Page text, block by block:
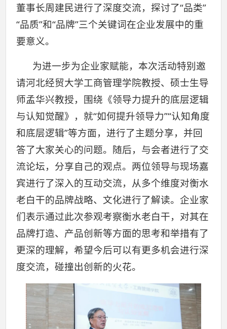
董事长周建民进行了深度交流，探讨了“品类”
“品质”和“品牌”三个关键词在企业发展中的重
要意义。
为进一步为企业家赋能，本次活动特别邀
请河北经贸大学工商管理学院教授、硕士生导
师孟华兴教授，围绕《领导力提升的底层逻辑
与认知觉醒》，就“如何提升领导力”“认知角度
和底层逻辑”等方面，进行了主题分享，并回
答了大家关心的问题。随后，与会者进行了交
流论坛，分享自己的观点。两位领导与现场嘉
宾进行了深入的互动交流，从多个维度对衡水
老白干的品牌战略、文化进行了解读。企业家
们表示通过此次参观考察衡水老白干，对其在
品牌打造、产品创新等方面的思考和举措有了
更深的理解，希望今后可以有更多机会进行深
度交流，碰撞出创新的火花。